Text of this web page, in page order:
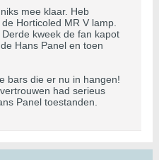
mee klaar. Heb
Horticoled MR V lamp.
kweek de fan kapot
Hans Panel en toen
bars die er nu in hangen!
had serieus
Panel toestanden.